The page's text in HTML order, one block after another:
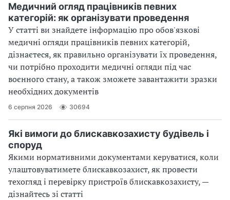
Медичний огляд працівників певних
категорій: як організувати проведення
У статті ви знайдете інформацію про обов'язкові
медичні огляди працівників певних категорій,
дізнаєтеся, як правильно організувати їх проведення,
чи потрібно проходити медичні огляди під час
воєнного стану, а також зможете завантажити зразки
необхідних документів
6 серпня 2026 30694
Які вимоги до блискавкозахисту будівель і
споруд
Якими нормативними документами керуватися, коли
улаштовуватимете блискавкозахист, як провести
техогляд і перевірку пристроїв блискавкозахисту, —
дізнайтесь зі статті